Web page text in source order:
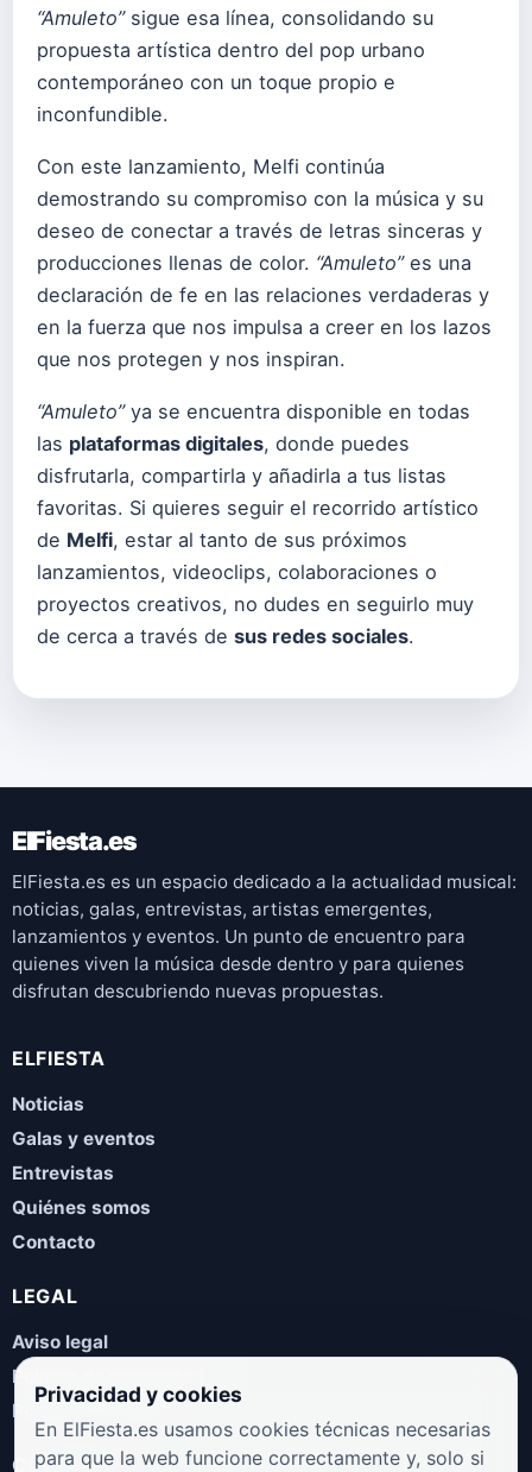
“Amuleto”sigue esa línea, consolidando su
propuesta artística dentro del pop urbano
contemporáneo con un toque propio e
inconfundible.
Con este lanzamiento, Melfi continúa
demostrando su compromiso con la música y su
deseo de conectar a través de letras sinceras y
producciones llenas de color. “Amuleto”es una
declaración de fe en las relaciones verdaderas y
en la fuerza que nos impulsa a creer en los lazos
que nos protegen y nos inspiran.
“Amuleto”ya se encuentra disponible en todas
las plataformas digitales, donde puedes
disfrutarla, compartirla y añadirla a tus listas
favoritas. Si quieres seguir el recorrido artístico
de Melfi, estar al tanto de sus próximos
lanzamientos, videoclips, colaboraciones o
proyectos creativos, no dudes en seguirlo muy
de cerca a través de sus redes sociales.
ElFiesta.es
ElFiesta.es es un espacio dedicado a la actualidad musical:
noticias, galas, entrevistas, artistas emergentes,
lanzamientos y eventos. Un punto de encuentro para
quienes viven la música desde dentro y para quienes
disfrutan descubriendo nuevas propuestas.
ELFIESTA
Noticias
Galas y eventos
Entrevistas
Quiénes somos
Contacto
LEGAL
Aviso legal
Política de privacidad
Política de cookies
COLABORA
Privacidad y cookies
En ElFiesta.es usamos cookies técnicas necesarias
para que la web funcione correctamente y, solo si